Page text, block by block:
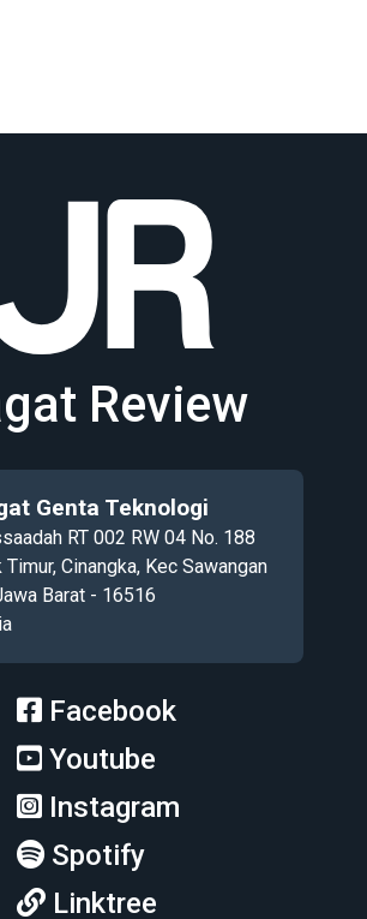
Review
Genta Teknologi
RT 002 RW 04 No. 188
Timur, Cinangka, Kec Sawangan
Barat - 16516
Facebook
Youtube
Instagram
Spotify
Linktree